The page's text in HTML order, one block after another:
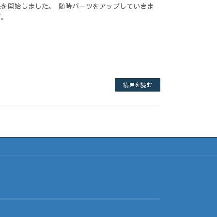
開始しました。 随時パーツをアップしていきま
続きを読む